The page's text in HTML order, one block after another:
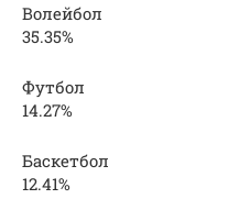
Волейбол
35.35%
Футбол
14.27%
Баскетбол
12.41%